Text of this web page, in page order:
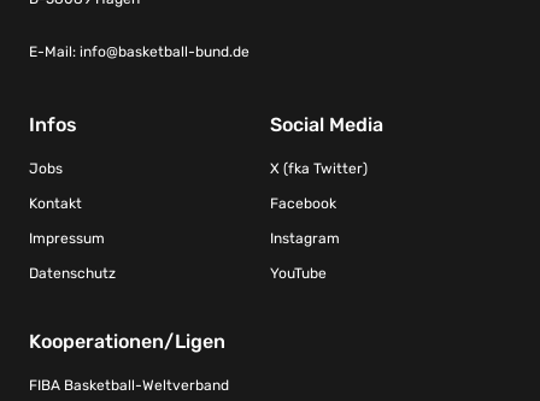
E-Mail: info@basketball-bund.de
Infos
Jobs
Kontakt
Impressum
Datenschutz
Social Media
X (fka Twitter)
Facebook
Instagram
YouTube
Kooperationen/Ligen
FIBA Basketball-Weltverband